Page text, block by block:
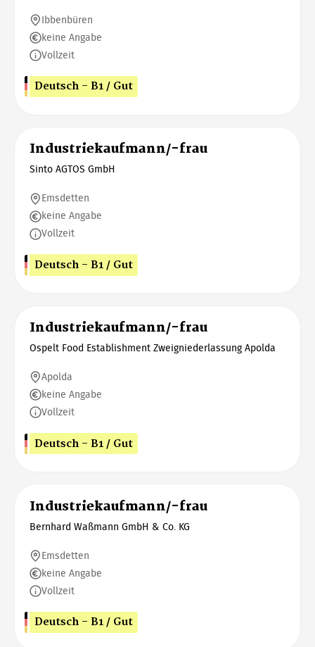
Ibbenbüren
keine Angabe
Vollzeit
Deutsch - B1 / Gut
Industriekaufmann/-frau
Sinto AGTOS GmbH
Emsdetten
keine Angabe
Vollzeit
Deutsch - B1 / Gut
Industriekaufmann/-frau
Ospelt Food Establishment Zweigniederlassung Apolda
Apolda
keine Angabe
Vollzeit
Deutsch - B1 / Gut
Industriekaufmann/-frau
Bernhard Waßmann GmbH & Co. KG
Emsdetten
keine Angabe
Vollzeit
Deutsch - B1 / Gut